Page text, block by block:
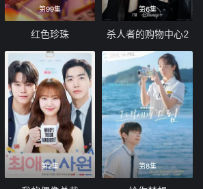
第99集
红色珍珠
第6集
杀人者的购物中心2
第2集 第8集